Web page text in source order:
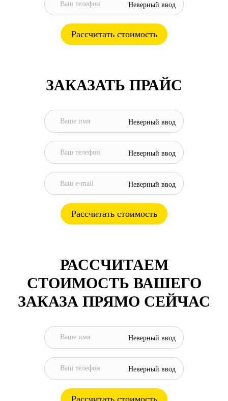
Неверный ввод
Рассчитать стоимость
ЗАКАЗАТЬ ПРАЙС
Неверный ввод
Неверный ввод
Неверный ввод
Рассчитать стоимость
РАСCЧИТАЕМ
СТОИМОСТЬ ВАШЕГО
ЗАКАЗА ПРЯМО СЕЙЧАС
Неверный ввод
Неверный ввод
Рассчитать стоимость